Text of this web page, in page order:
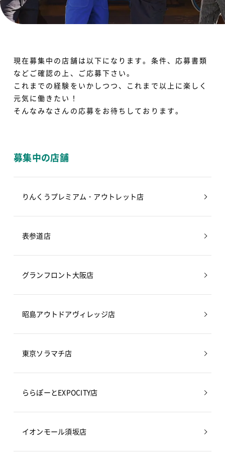
現在募集中の店舗は以下になります。条件、応募書類
などご確認の上、ご応募下さい。
これまでの経験をいかしつつ、これまで以上に楽しく
元気に働きたい！
そんなみなさんの応募をお待ちしております。
募集中の店舗
りんくうプレミアム・アウトレット店
表参道店
グランフロント大阪店
昭島アウトドアヴィレッジ店
東京ソラマチ店
ららぽーとEXPOCITY店
イオンモール須坂店